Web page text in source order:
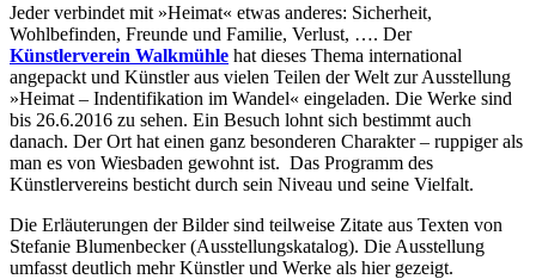
Jeder verbindet mit »Heimat« etwas anderes: Sicherheit,
Wohlbefinden, Freunde und Familie, Verlust, …. Der
Künstlerverein Walkmühle hat dieses Thema international
angepackt und Künstler aus vielen Teilen der Welt zur Ausstellung
»Heimat – Indentifikation im Wandel« eingeladen. Die Werke sind
bis 26.6.2016 zu sehen. Ein Besuch lohnt sich bestimmt auch
danach. Der Ort hat einen ganz besonderen Charakter – ruppiger als
man es von Wiesbaden gewohnt ist. Das Programm des
Künstlervereins besticht durch sein Niveau und seine Vielfalt.
Die Erläuterungen der Bilder sind teilweise Zitate aus Texten von
Stefanie Blumenbecker (Ausstellungskatalog). Die Ausstellung
umfasst deutlich mehr Künstler und Werke als hier gezeigt.